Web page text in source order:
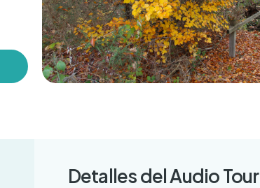
Detalles del Audio Tour